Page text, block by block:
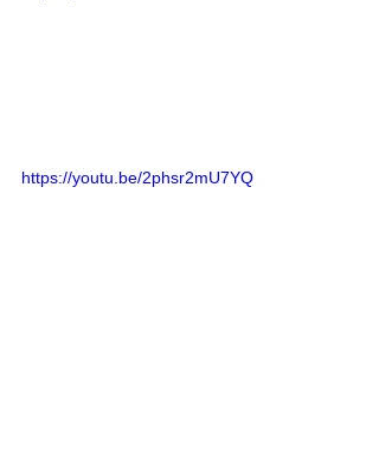
https://youtu.be/2phsr2mU7YQ